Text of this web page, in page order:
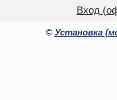
Вход
© Установка